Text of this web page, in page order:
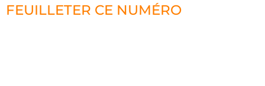
FEUILLETER CE NUMÉRO